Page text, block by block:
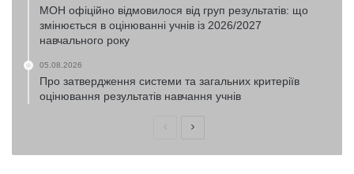
МОН офіційно відмовилося від груп результатів: що
змінюється в оцінюванні учнів із 2026/2027
навчального року
05.08.2026
Про затвердження системи та загальних критеріїв
оцінювання результатів навчання учнів
ПопередняНаступна